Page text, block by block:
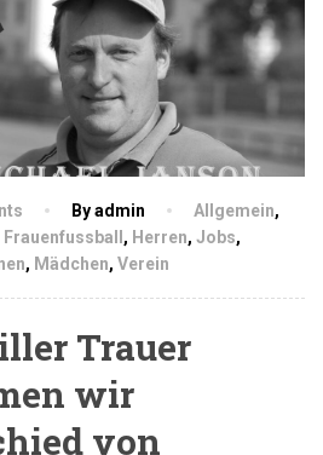
By admin Allgemein,
Frauenfussball , Herren, Jobs,
, Mädchen, Verein
Trauer
wir
von